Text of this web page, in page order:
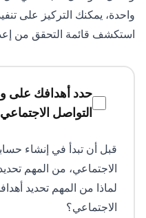
واحدة، يمكنك التركيز على
استكشف قائمة التحقق من
قائمة التحقق من إعداد وسائل
حدد أهدافك على
التواصل الاجتماعي
قبل أن تبدأ في إنشاء
الاجتماعي، من المهم
لماذا من المهم تحديد
الاجتماعي؟